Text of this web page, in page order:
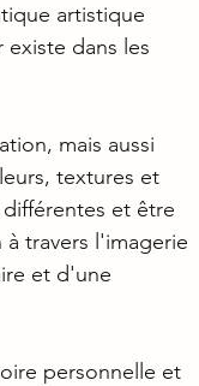
artistique
dans les
mais aussi
textures et
et être
travers l'imagerie
et d'une
personnelle et